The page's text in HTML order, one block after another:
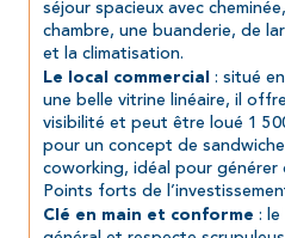
séjour spacieux avec
chambre, une buanderie, de
et la climatisation.
Le local commercial : situé
une belle vitrine linéaire, il
visibilité et peut être loué 1
pour un concept de
coworking, idéal pour générer
Points forts de
Clé en main et conforme :